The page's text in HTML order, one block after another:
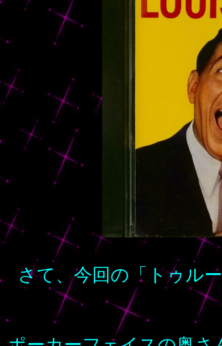
さて、今回の「トゥル